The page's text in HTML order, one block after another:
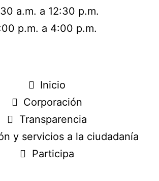
a.m. a 12:30 p.m.
p.m. a 4:00 p.m.
Inicio
Corporación
Transparencia
y servicios a la ciudadanía
Participa